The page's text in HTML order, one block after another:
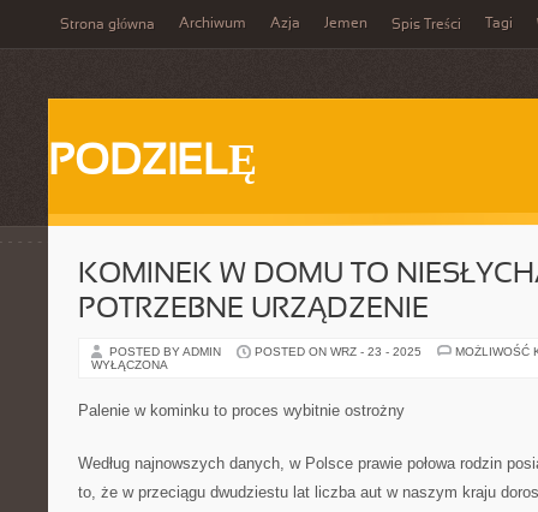
Strona główna Archiwum Azja Jemen Spis Treści Tagi
PODZIELĘ
KOMINEK W DOMU TO
POTRZEBNE URZĄDZENIE
POSTED BY ADMIN POSTED ON WRZ - 23 - 2025
MOŻLIWOŚĆ
WYŁĄCZONA
Palenie w kominku to proces wybitnie ostrożny
Według najnowszych danych, w Polsce prawie połowa rodzin
to, że w przeciągu dwudziestu lat liczba aut w naszym kraju